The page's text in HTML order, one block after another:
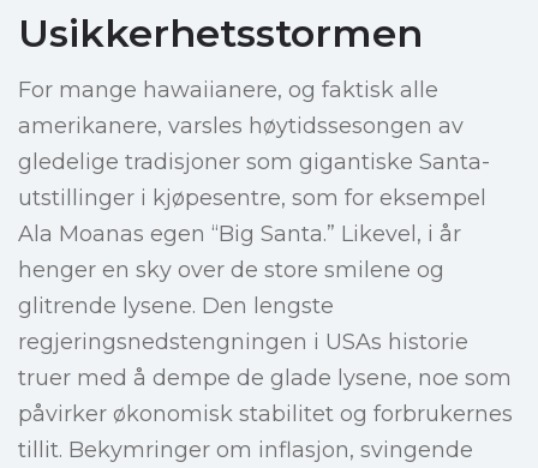
Usikkerhetsstormen
For mange hawaiianere, og faktisk alle
amerikanere, varsles høytidssesongen av
gledelige tradisjoner som gigantiske Santa-
utstillinger i kjøpesentre, som for eksempel
Ala Moanas egen “Big Santa.” Likevel, i år
henger en sky over de store smilene og
glitrende lysene. Den lengste
regjeringsnedstengningen i USAs historie
truer med å dempe de glade lysene, noe som
påvirker økonomisk stabilitet og forbrukernes
tillit. Bekymringer om inflasjon, svingende